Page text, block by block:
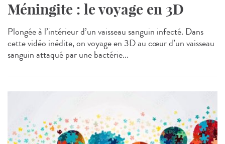
Méningite : le voyage en 3D
Plongée à l’intérieur d’un vaisseau sanguin infecté. Dans
cette vidéo inédite, on voyage en 3D au cœur d’un vaisseau
sanguin attaqué par une bactérie...